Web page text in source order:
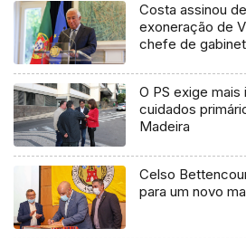
Costa assinou
exoneração de
chefe de
O PS exige
cuidados
Madeira
Celso
para um novo